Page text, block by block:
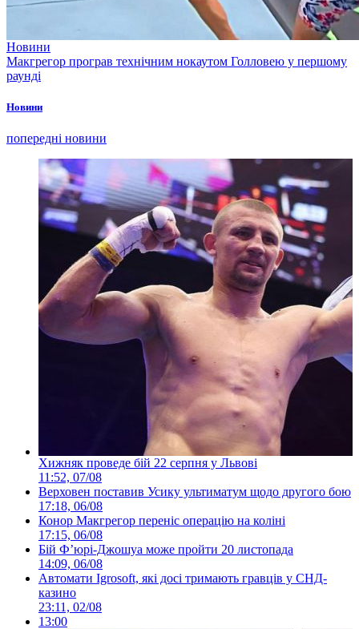
Новини
Макгрегор програв технічним нокаутом Голловею у першому
раунді
Новини
попередні новини
Хижняк проведе бій 22 серпня у Львові
11:52, 07/08
Верховен поставив Усику ультиматум щодо другого бою
17:18, 06/08
Конор Макгрегор переніс операцію на коліні
17:15, 06/08
Бій Ф’юрі-Джошуа може пройти 20 листопада
14:09, 06/08
Автомати Igrosoft, які досі тримають гравців у СНД-
казино
23:11, 02/08
13:00